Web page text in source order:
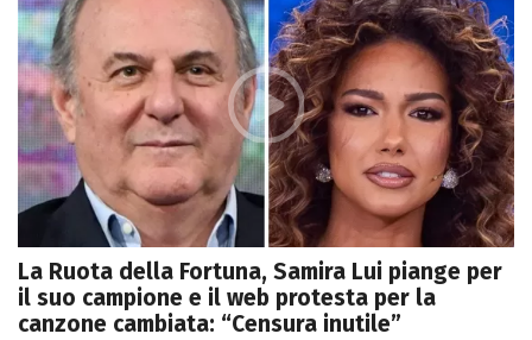
La Ruota della Fortuna, Samira Lui piange per
il suo campione e il web protesta per la
canzone cambiata: “Censura inutile”